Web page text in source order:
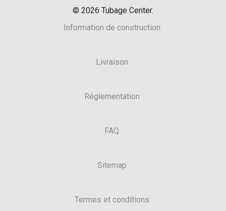
© 2026 Tubage Center.
Information de construction
Livraison
Réglementation
FAQ
Sitemap
Termes et conditions